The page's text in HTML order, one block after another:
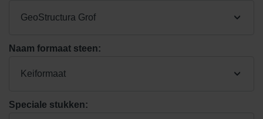
GeoStructura Grof
Naam formaat steen:
Keiformaat
Speciale stukken: